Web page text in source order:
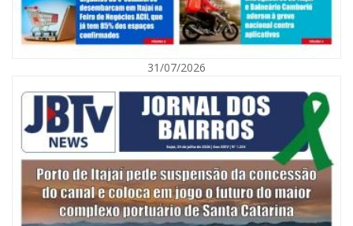
08/08/2026 | 07:00
Agosto Laranja mobiliza Navegantes com ações de prevenção de
deficiências e inclusão social
BALNEÁRIO CAMBORIÚ
31/07/2026